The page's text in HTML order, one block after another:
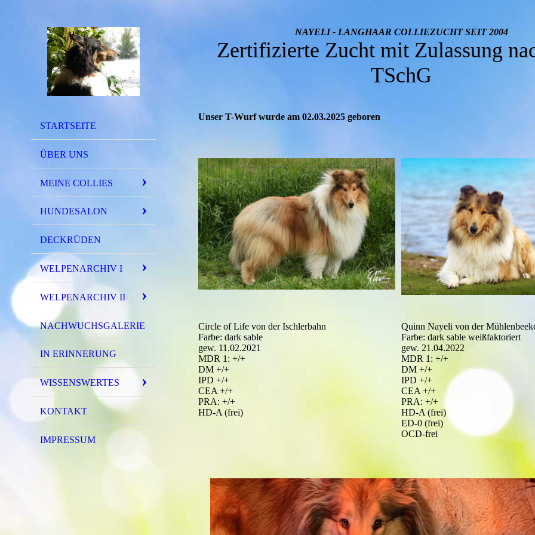
STARTSEITE
ÜBER UNS
MEINE COLLIES
HUNDESALON
DECKRÜDEN
WELPENARCHIV I
WELPENARCHIV II
NACHWUCHSGALERIE
IN ERINNERUNG
WISSENSWERTES
KONTAKT
IMPRESSUM
NAYELI - LANGHAAR COLLIEZUCHT SEIT2004
Zertifizierte Zucht mit Zulassung
TSchG
Unser T-Wurf wurde am 02.03.2025 geboren
Circle of Life von der Ischlerbahn
Farbe: dark sable
gew. 11.02.2021
MDR 1: +/+
DM +/+
IPD +/+
CEA +/+
PRA: +/+
HD-A (frei)
Quinn Nayeli von der
Farbe: dark sable weißfaktoriert
gew. 21.04.2022
MDR 1: +/+
DM +/+
IPD +/+
CEA +/+
PRA: +/+
HD-A (frei)
ED-0 (frei)
OCD-frei